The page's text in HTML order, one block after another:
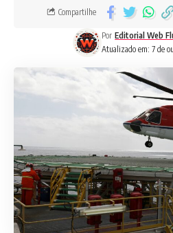
Atualizado em: 7 de
Por Editorial Web
Compartilhe